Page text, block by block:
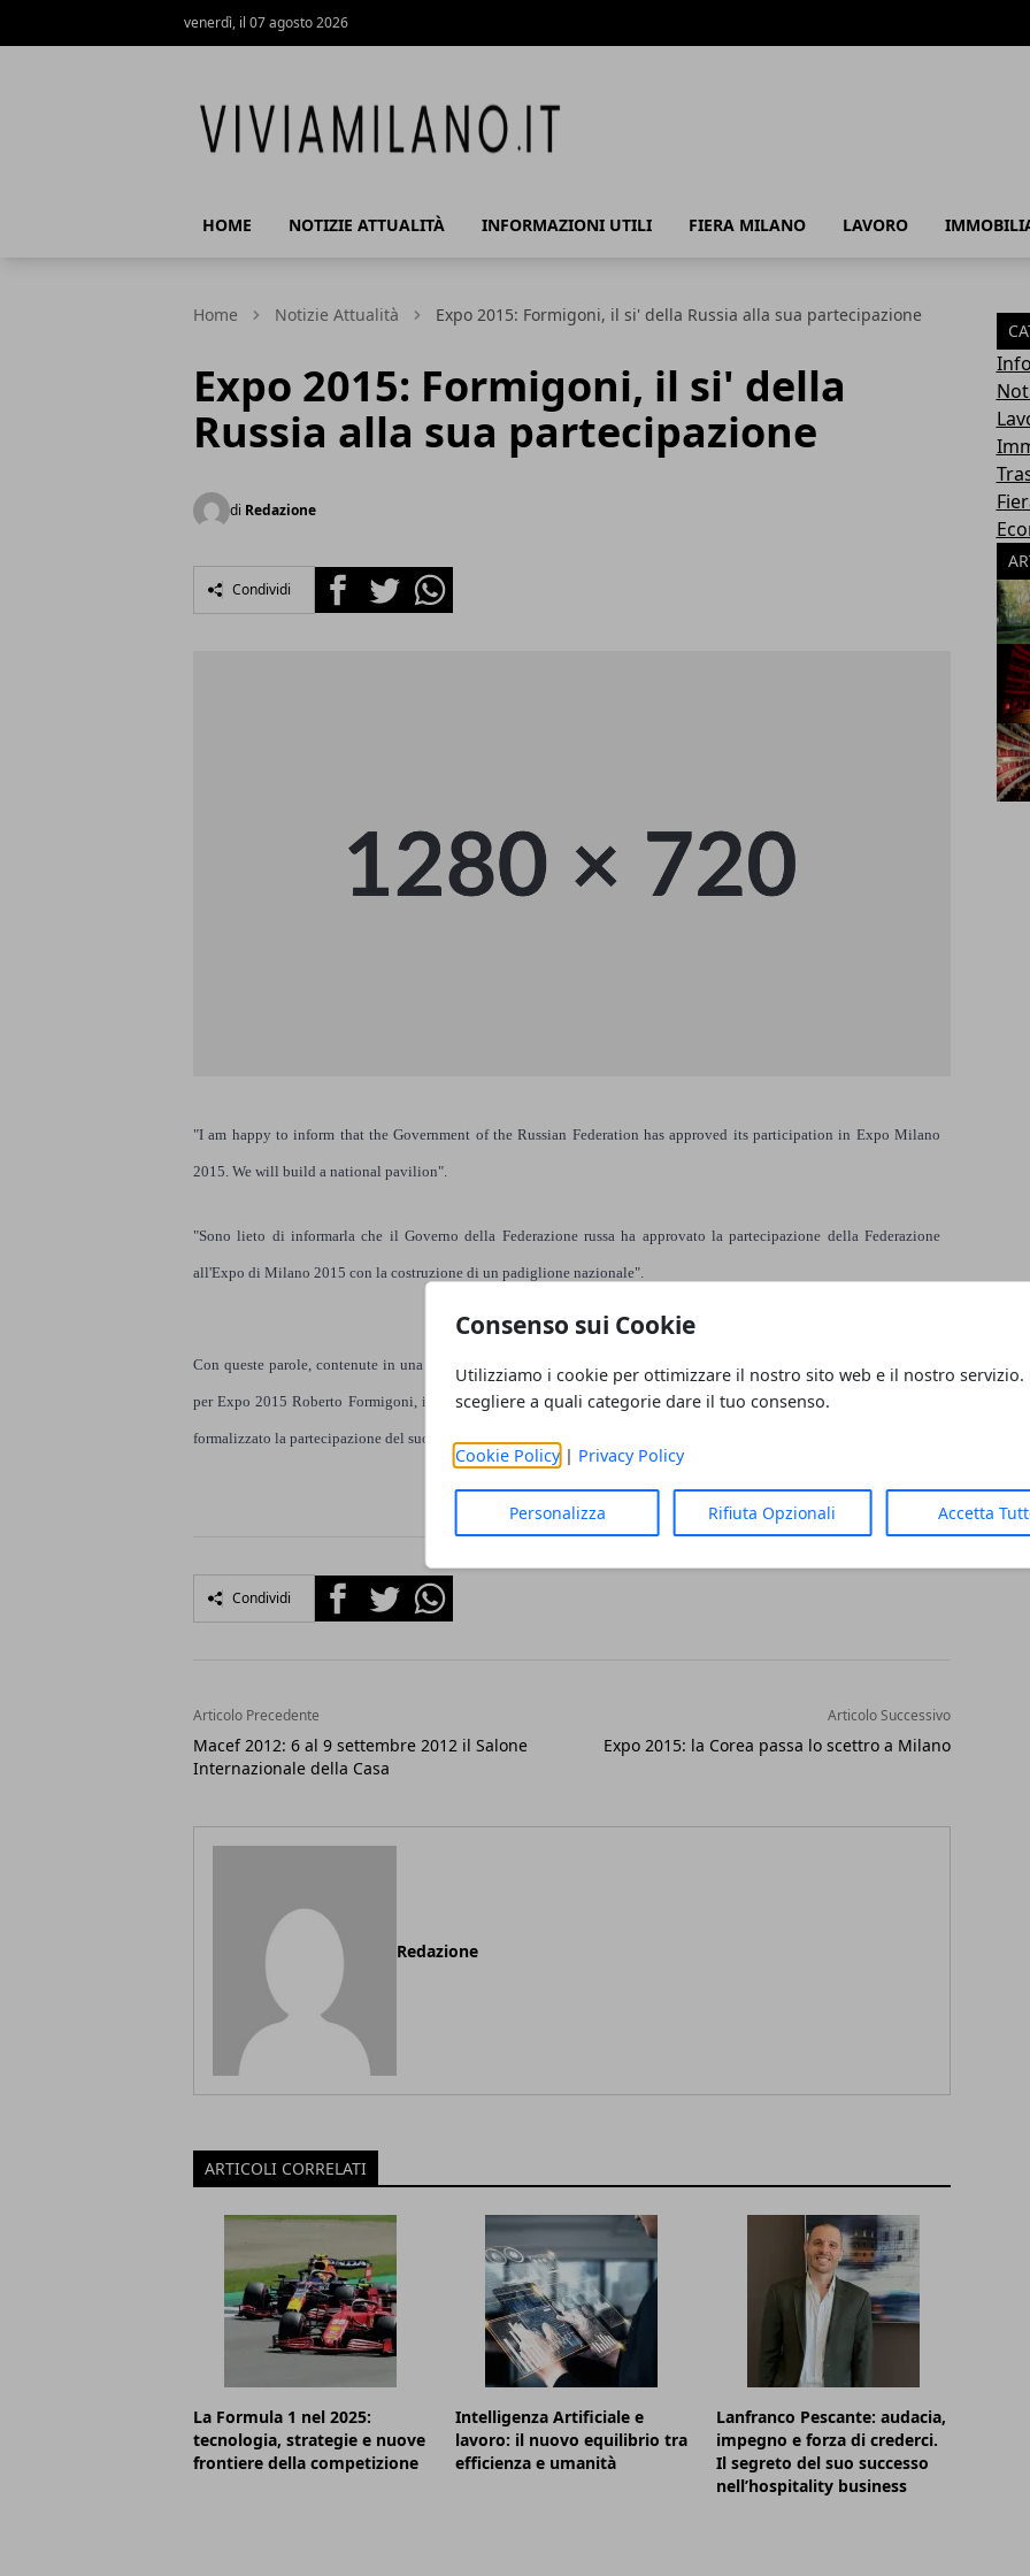
Consenso sui Cookie
Utilizziamo i cookie per ottimizzare il nostro sito web e il nostro servizio.
scegliere a quali categorie dare il tuo consenso.
Cookie Policy| Privacy Policy
Personalizza Rifiuta Opzionali Accetta
venerdì, il 07 agosto 2026
HOME NOTIZIE ATTUALITÀ INFORMAZIONI UTILI FIERA MILANO LAVORO
Home Notizie Attualità Expo 2015: Formigoni, il si' della Russia alla sua partecipazione
Expo 2015: Formigoni, il si' della
Russia alla sua partecipazione
di Redazione
Condividi FacebookTwitterWhatsapp
"I am happy to inform that the Government of the Russian Federation has approved its participation in Expo Milano
2015. We will build a national pavilion".
"Sono lieto di informarla che il Governo della Federazione russa ha approvato la partecipazione della Federazione
all'Expo di Milano 2015 con la costruzione di un padiglione nazionale".
Con queste parole, contenute in una lettera indirizzata al presidente della Regione Lombardia e commissario generale
perExpo 2015 Roberto Formigoni, il commissario generale russo e vice ministro dell'Industria Georgy Kalamanov ha
formalizzato la partecipazione del suo Paese all'Expo di Milano.
Condividi FacebookTwitterWhatsapp
Articolo Precedente
Macef 2012: 6 al 9 settembre 2012 il Salone
Internazionale della Casa
Articolo Successivo
Expo 2015: la Corea passa lo scettro a Milano
Redazione
ARTICOLI CORRELATI
La Formula 1 nel 2025:
tecnologia, strategie e nuove
frontiere della competizione
Intelligenza Artificiale e
lavoro: il nuovo equilibrio tra
efficienza e umanità
Lanfranco Pescante: audacia,
impegno e forza di crederci.
Il segreto del suo successo
nell’hospitality business